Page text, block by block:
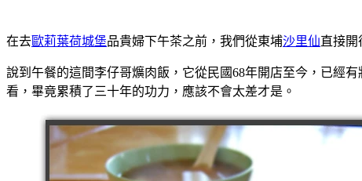
在去歐莉葉荷城堡品貴婦下午茶之前，我們從東埔沙里仙直接開
說到午餐的這間李仔哥爌肉飯，它從民國68年開店至今，已經
看，畢竟累積了三十年的功力，應該不會太差才是。